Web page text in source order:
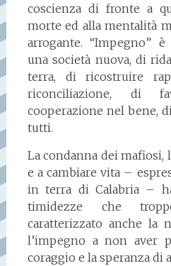
coscienza di fronte a
morte ed alla mentalità
arrogante. “Impegno”
una società nuova, di
terra, di ricostruire
riconciliazione, di
cooperazione nel bene,
tutti.
La condanna dei
e a cambiare vita –
in terra di Calabria –
timidezze che
caratterizzato anche la
l’impegno a non aver
coraggio e la speranza di